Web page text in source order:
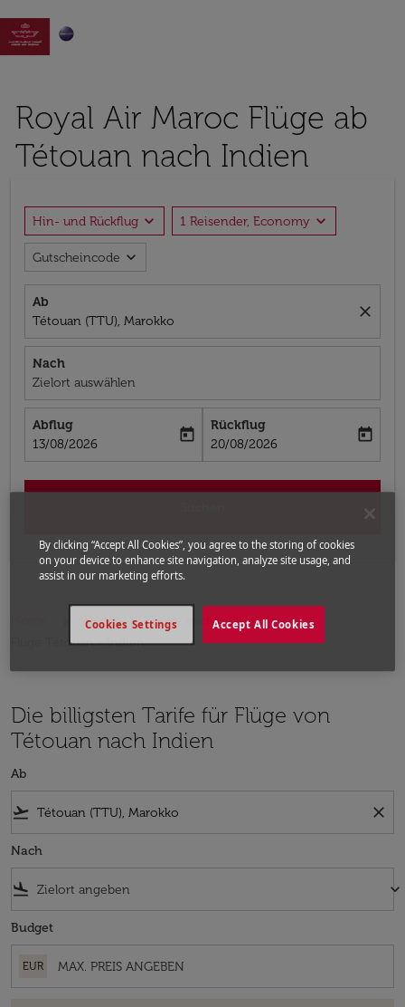

Royal Air Maroc Flüge ab
Tétouan nach Indien
Hin- und Rückflug expand_more 1 Reisender, Economy expand_more
Gutscheincode expand_more
Ab
Tétouan (TTU), Marokko
close
Nach
Zielort auswählen
Abflug
fc-booking-departure-date-aria-label
13/08/2026
today
Rückflug
fc-booking-return-date-aria-label
20/08/2026
today
Flüge
Flüge nach Indien
Flüge Tétouan - Indien
Die billigsten Tarife für Flüge von
Tétouan nach Indien
Ab
flight_takeoff close
Nach
flight_land keyboard_arrow_down
Budget
EUR
By clicking “Accept All Cookies”, you agree to the storing of cookies
on your device to enhance site navigation, analyze site usage, and
assist in our marketing efforts.
Accept All Cookies
Cookies Settings